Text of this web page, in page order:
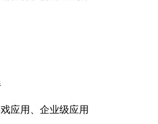
应用、企业级应用